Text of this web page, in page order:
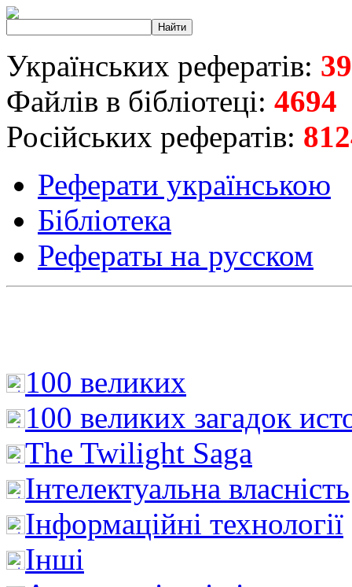
Українських рефератів:
Файлів в бібліотеці: 4694
Російських рефератів:
Реферати українською
Бібліотека
Рефераты на русском
100 великих
100 великих загадок
The Twilight Saga
Інтелектуальна влaсність
Інформаційні технології
Інші